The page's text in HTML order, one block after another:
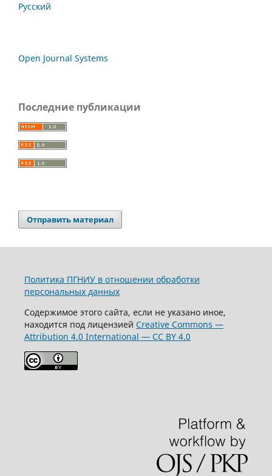
Русский
Open Journal Systems
Последние публикации
Отправить материал
Политика ПГНИУ в отношении обработки
персональных данных
Содержимое этого сайта, если не указано иное,
находится под лицензией Creative Commons —
Attribution 4.0 International — CC BY 4.0